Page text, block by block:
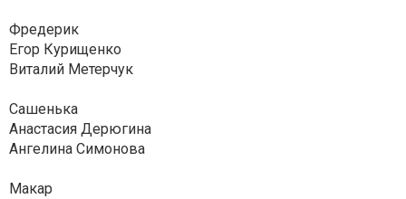
Фредерик
Егор Курищенко
Виталий Метерчук
Сашенька
Анастасия Дерюгина
Ангелина Симонова
Макар